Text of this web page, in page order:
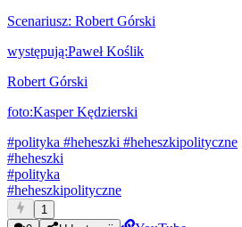
Scenariusz: Robert Górski
występują:Paweł Koślik
Robert Górski
foto:Kasper Kędzierski
#polityka #heheszki #heheszkipolityczne
#heheszki
#polityka
#heheszkipolityczne
1